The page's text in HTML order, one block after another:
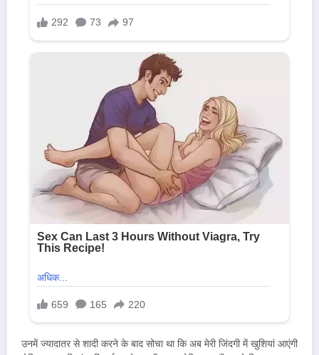
उनमें ज्यादातर से शादी करने के बाद सोचा था कि अब मेरी जिंदगी में खुशियां आएंगी